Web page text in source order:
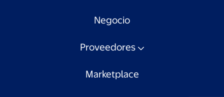
Negocio
Proveedores
Marketplace